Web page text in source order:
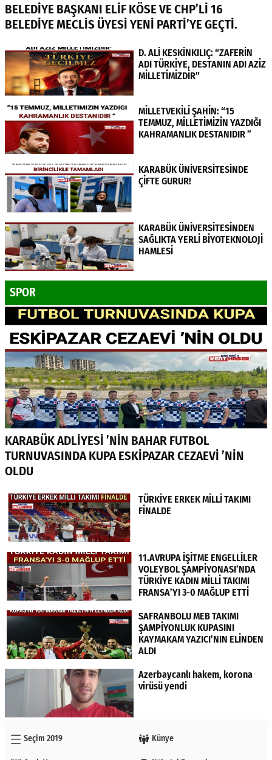
BELEDİYE BAŞKANI ELİF KÖSE VE CHP’Lİ 16
BELEDİYE MECLİS ÜYESİ YENİ PARTİ’YE GEÇTİ.
D. ALİ KESKİNKILIÇ: “ZAFERİN
ADI TÜRKİYE, DESTANIN ADI AZİZ
MİLLETİMİZDİR”
MİLLETVEKİLİ ŞAHİN: “15
TEMMUZ, MİLLETİMİZİN YAZDIĞI
KAHRAMANLIK DESTANIDIR ”
KARABÜK ÜNİVERSİTESİNDE
ÇİFTE GURUR!
KARABÜK ÜNİVERSİTESİNDEN
SAĞLIKTA YERLİ BİYOTEKNOLOJİ
HAMLESİ
SPOR
KARABÜK ADLİYESİ ’NİN BAHAR FUTBOL
TURNUVASINDA KUPA ESKİPAZAR CEZAEVİ ’NİN
OLDU
TÜRKİYE ERKEK MİLLİ TAKIMI
FİNALDE
11.AVRUPA İŞİTME ENGELLİLER
VOLEYBOL ŞAMPİYONASI’NDA
TÜRKİYE KADIN MİLLİ TAKIMI
FRANSA’YI 3-0 MAĞLUP ETTİ
SAFRANBOLU MEB TAKIMI
ŞAMPİYONLUK KUPASINI
KAYMAKAM YAZICI’NIN ELİNDEN
ALDI
Azerbaycanlı hakem, korona
virüsü yendi
Seçim 2019 Künye